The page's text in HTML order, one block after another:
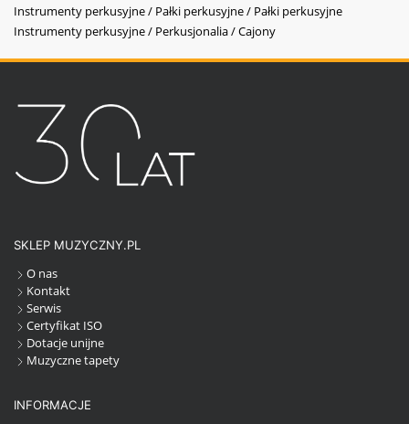
Instrumenty perkusyjne / Pałki perkusyjne / Pałki perkusyjne
Instrumenty perkusyjne / Perkusjonalia / Cajony
SKLEP MUZYCZNY.PL
O nas
Kontakt
Serwis
Certyfikat ISO
Dotacje unijne
Muzyczne tapety
INFORMACJE